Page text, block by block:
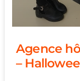
Agence
–